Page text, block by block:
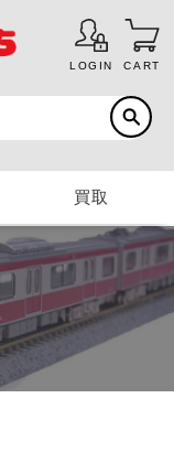
LOGIN CART
買取